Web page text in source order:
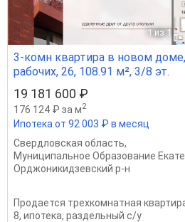
1 из 1
3-комн квартира в новом
рабочих, 26, 108.91 м², 3/8 эт.
19 181 600 ₽
176 124 ₽ за м2
Ипотека от 92 003 ₽ в месяц
Свердловская область,
Муниципальное Образование
Орджоникидзевский р-н
Продается трехкомнатная
8, ипотека, раздельный с/у